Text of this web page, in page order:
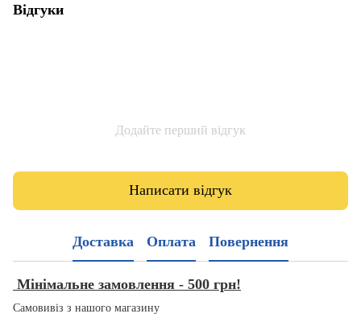
Відгуки
Додайте перший відгук
Написати відгук
Доставка Оплата Повернення
Мінімальне замовлення - 500 грн!
Самовивіз з нашого магазину